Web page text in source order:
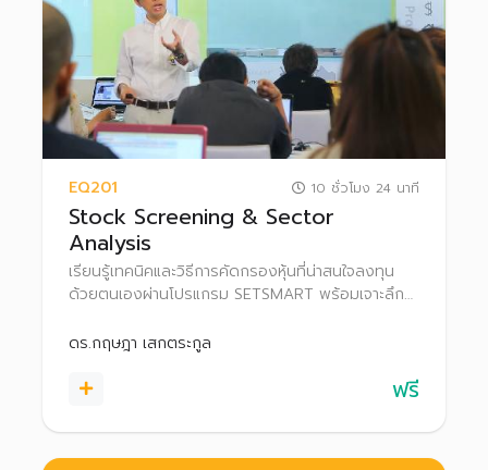
EQ201 10 ชั่วโมง 24 นาที
Stock Screening & Sector
Analysis
เรียนรู้เทคนิคและวิธีการคัดกรองหุ้นที่น่าสนใจลงทุน
ด้วยตนเองผ่านโปรแกรม SETSMART พร้อมเจาะลึก
อสังหาริมทรัพย์ และบริการ
ดร.กฤษฎา เสกตระกูล
ฟรี